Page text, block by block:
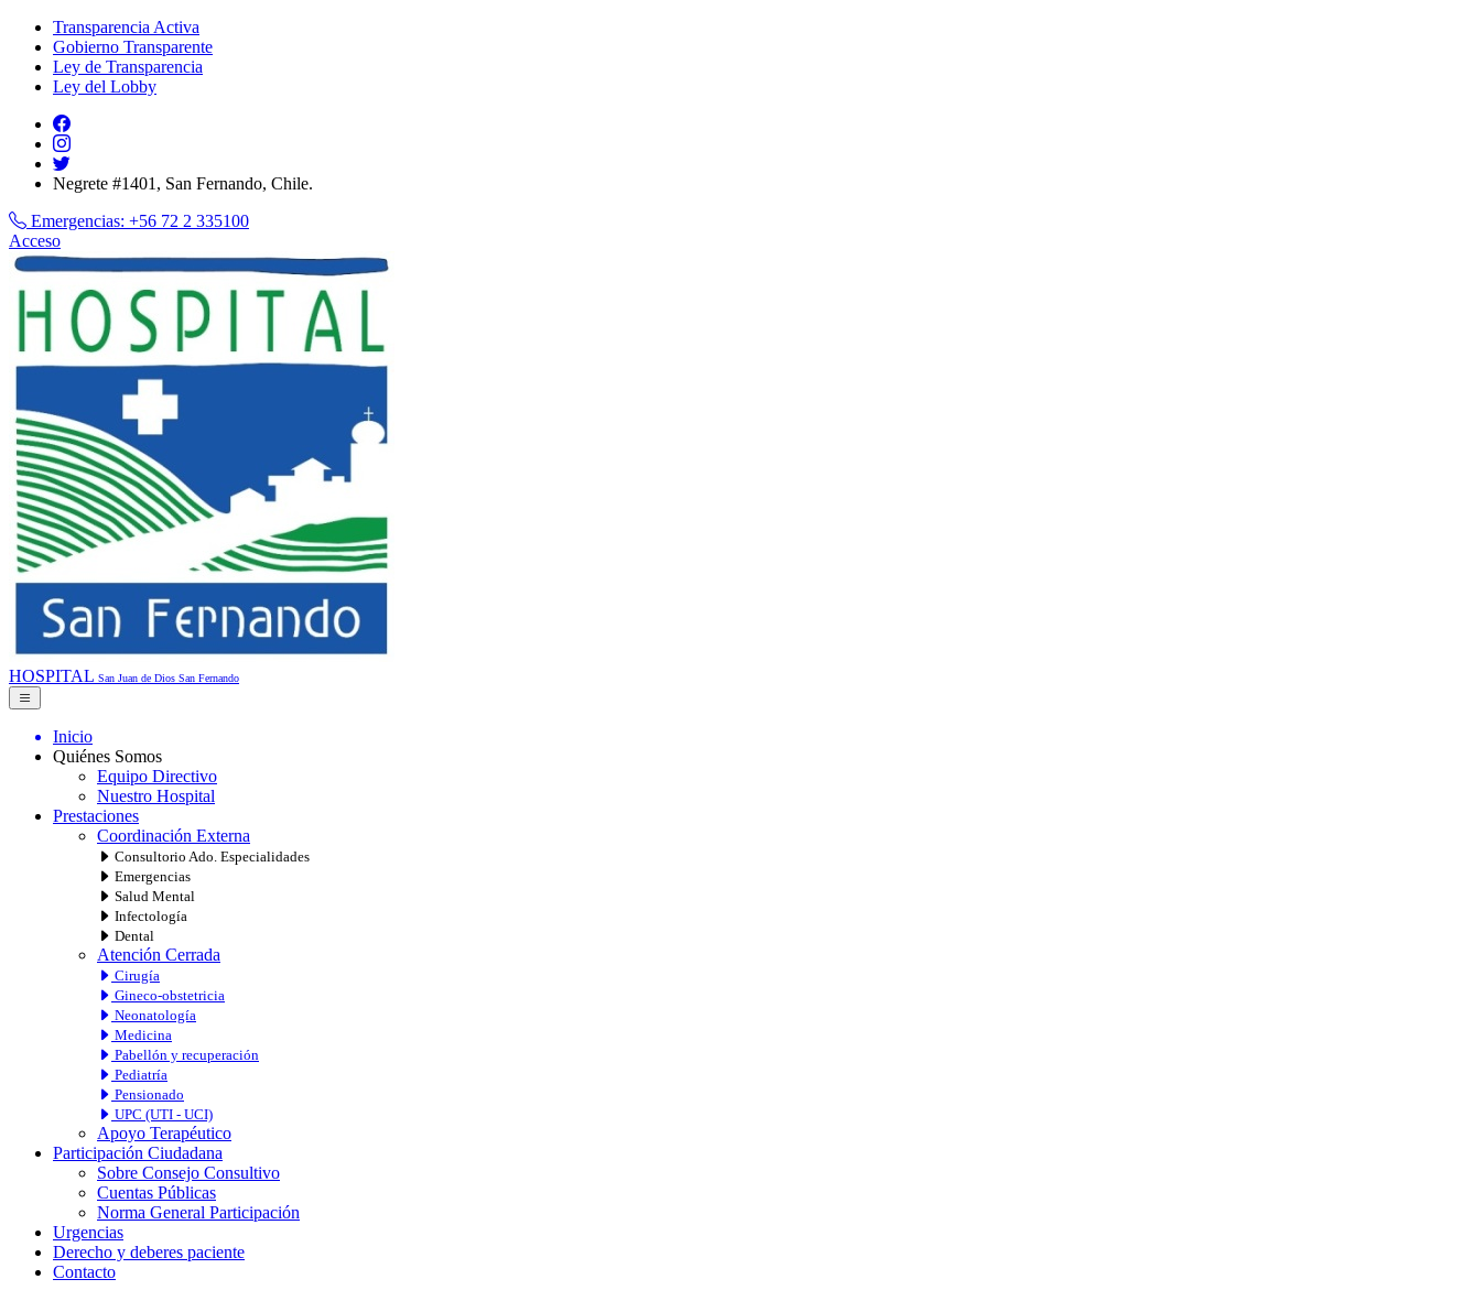
Transparencia Activa
Gobierno Transparente
Ley de Transparencia
Ley del Lobby
Negrete #1401, San Fernando, Chile.
Emergencias: +56 72 2 335100
Acceso
HOSPITAL San Juan de Dios San Fernando
Inicio
Quiénes Somos
Equipo Directivo
Nuestro Hospital
Prestaciones
Coordinación Externa
Consultorio Ado. Especialidades
Emergencias
Salud Mental
Infectología
Dental
Atención Cerrada
Cirugía
Gineco-obstetricia
Neonatología
Medicina
Pabellón y recuperación
Pediatría
Pensionado
UPC (UTI - UCI)
Apoyo Terapéutico
Participación Ciudadana
Sobre Consejo Consultivo
Cuentas Públicas
Norma General Participación
Urgencias
Derecho y deberes paciente
Contacto